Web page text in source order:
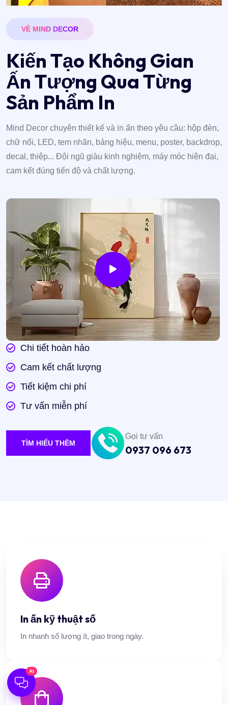
VỀ MIND DECOR
KiếnTạo Không Gian
ẤnTượng QuaTừng
Sản Phẩm In
Mind Decor chuyên thiết kế và in ấn theo yêu cầu: hộp đèn,
chữ nổi, LED, tem nhãn, bảng hiệu, menu, poster, backdrop,
decal, thiệp... Đội ngũ giàu kinh nghiệm, máy móc hiện đại,
cam kết đúng tiến độ và chất lượng.
Chi tiết hoàn hảo
Cam kết chất lượng
Tiết kiệm chi phí
Tư vấn miễn phí
TÌM HIỂU THÊM
Gọi tư vấn
0937 096 673
In ấn kỹ thuật số
In nhanh số lượng ít, giao trong ngày.
AI